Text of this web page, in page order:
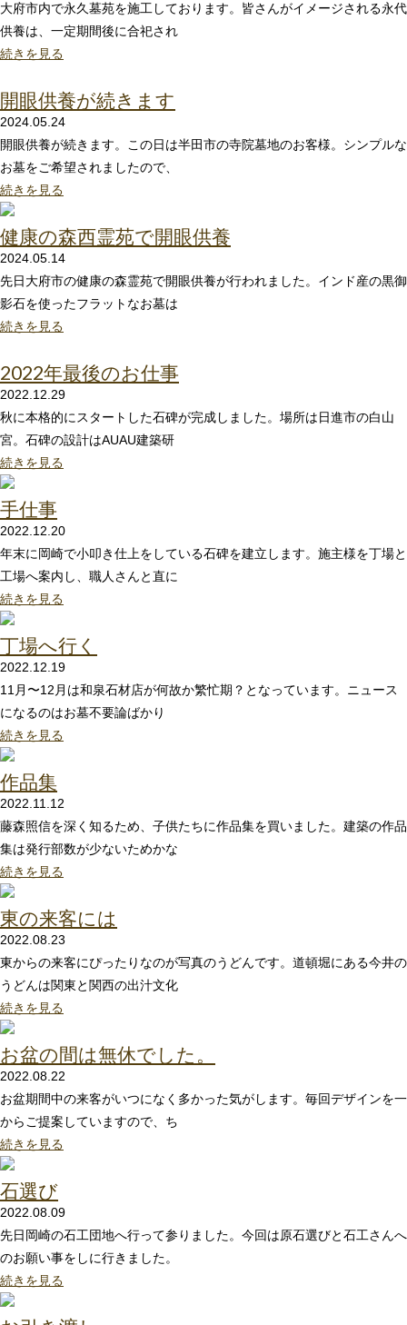
大府市内で永久墓苑を施工しております。皆さんがイメージされる永代
供養は、一定期間後に合祀され
続きを見る
開眼供養が続きます
2024.05.24
開眼供養が続きます。この日は半田市の寺院墓地のお客様。シンプルな
お墓をご希望されましたので、
続きを見る
健康の森西霊苑で開眼供養
2024.05.14
先日大府市の健康の森霊苑で開眼供養が行われました。インド産の黒御
影石を使ったフラットなお墓は
続きを見る
2022年最後のお仕事
2022.12.29
秋に本格的にスタートした石碑が完成しました。場所は日進市の白山
宮。石碑の設計はAUAU建築研
続きを見る
手仕事
2022.12.20
年末に岡崎で小叩き仕上をしている石碑を建立します。施主様を丁場と
工場へ案内し、職人さんと直に
続きを見る
丁場へ行く
2022.12.19
11月〜12月は和泉石材店が何故か繁忙期？となっています。ニュース
になるのはお墓不要論ばかり
続きを見る
作品集
2022.11.12
藤森照信を深く知るため、子供たちに作品集を買いました。建築の作品
集は発行部数が少ないためかな
続きを見る
東の来客には
2022.08.23
東からの来客にぴったりなのが写真のうどんです。道頓堀にある今井の
うどんは関東と関西の出汁文化
続きを見る
お盆の間は無休でした。
2022.08.22
お盆期間中の来客がいつになく多かった気がします。毎回デザインを一
からご提案していますので、ち
続きを見る
石選び
2022.08.09
先日岡崎の石工団地へ行って参りました。今回は原石選びと石工さんへ
のお願い事をしに行きました。
続きを見る